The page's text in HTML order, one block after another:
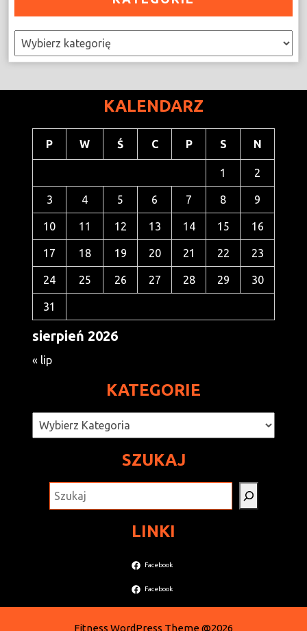
Kategorie
KALENDARZ
sierpień 2026
P W Ś C P S N
1 2
3 4 5 6 7 8 9
10 11 12 13 14 15 16
17 18 19 20 21 22 23
24 25 26 27 28 29 30
31
« lip
KATEGORIE
Kategorie
SZUKAJ
LINKI
Facebook
Facebook
Fitness WordPress Theme@2026